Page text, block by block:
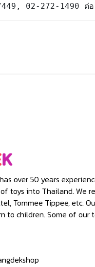
02-272-1490 ต่
over 50 years
toys into Thailand. We
Tommee Tippee, etc.
to children. Some of our